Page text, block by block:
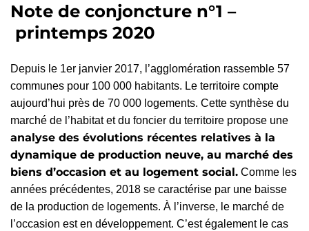
Note de conjoncture n°1 –
printemps 2020
Depuis le 1er janvier 2017, l’agglomération rassemble 57
communes pour 100 000 habitants. Le territoire compte
aujourd’hui près de 70 000 logements. Cette synthèse du
marché de l’habitat et du foncier du territoire propose une
analyse des évolutions récentes relatives à la
dynamique de production neuve, au marché des
biens d’occasion et au logement social. Comme les
années précédentes, 2018 se caractérise par une baisse
de la production de logements. À l’inverse, le marché de
l’occasion est en développement. C’est également le cas